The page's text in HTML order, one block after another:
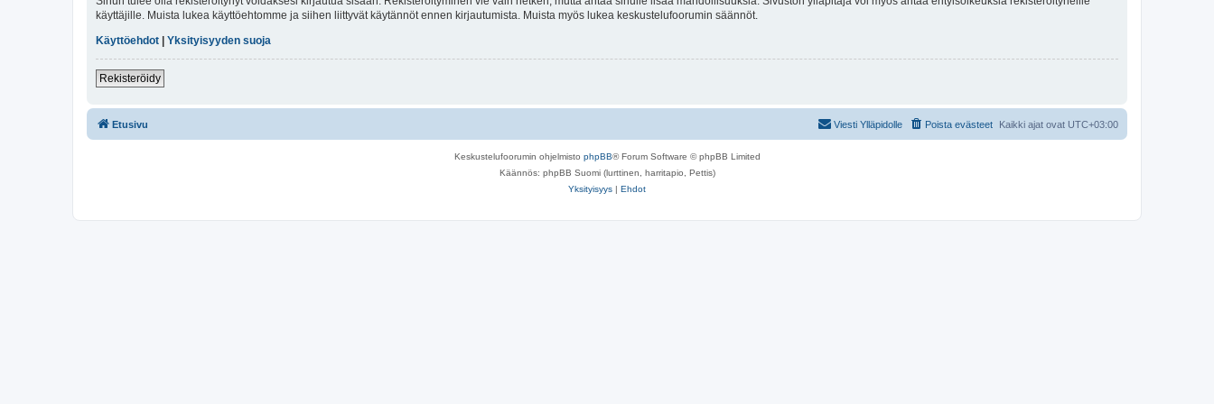
käyttäjille. Muista lukea käyttöehtomme ja siihen liittyvät käytännöt ennen kirjautumista. Muista myös lukea keskustelufoorumin säännöt.
Käyttöehdot | Yksityisyyden suoja
Rekisteröidy
Etusivu Kaikki ajat ovat UTC+03:00
Poista evästeet
Viesti Ylläpidolle
Keskustelufoorumin ohjelmisto phpBB® Forum Software © phpBB Limited
Käännös: phpBB Suomi (lurttinen, harritapio, Pettis)
Yksityisyys | Ehdot